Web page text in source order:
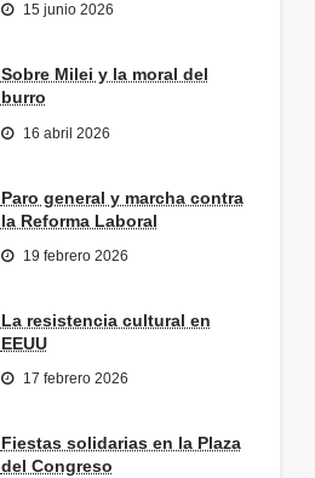
15 junio 2026
Sobre Milei y la moral del
burro
16 abril 2026
Paro general y marcha contra
la Reforma Laboral
19 febrero 2026
La resistencia cultural en
EEUU
17 febrero 2026
Fiestas solidarias en la Plaza
del Congreso